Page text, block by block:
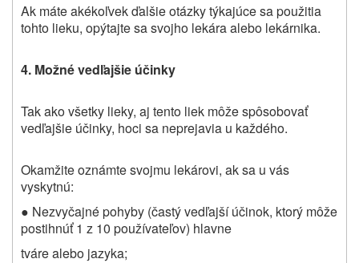
Ak máte akékoľvek ďalšie otázky týkajúce sa použitia
tohto lieku, opýtajte sa svojho lekára alebo lekárnika.
4. Možné vedľajšie účinky
Tak ako všetky lieky, aj tento liek môže spôsobovať
vedľajšie účinky, hoci sa neprejavia u každého.
Okamžite oznámte svojmu lekárovi, ak sa u vás
vyskytnú:
● Nezvyčajné pohyby (častý vedľajší účinok, ktorý môže
postihnúť 1 z 10 používateľov) hlavne
tváre alebo jazyka;